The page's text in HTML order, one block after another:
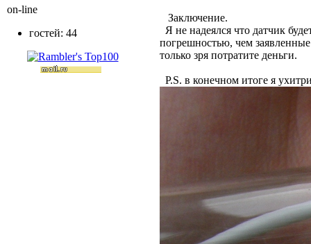
Заключение.
Я не надеялся что датчик
погрешностью, чем
только зря потратите деньги.
P.S. в конечном итоге я
on-line
гостей: 44